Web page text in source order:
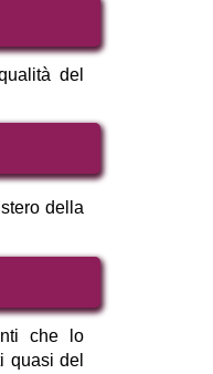
del
della
che lo
quasi del